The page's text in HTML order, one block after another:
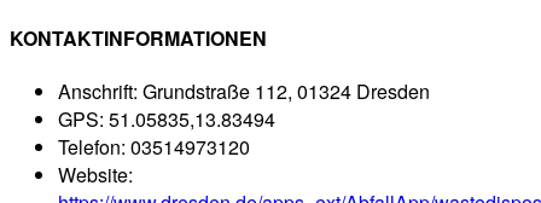
KONTAKTINFORMATIONEN
Anschrift: Grundstraße 112, 01324 Dresden
GPS: 51.05835,13.83494
Telefon: 03514973120
Website: